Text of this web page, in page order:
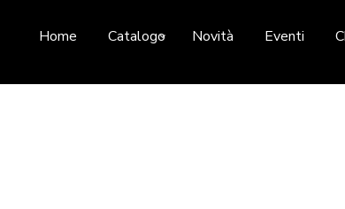
Home Catalogo Novità Eventi